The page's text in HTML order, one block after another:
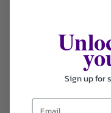
FAVOURITE
Ali Express
Sign up for